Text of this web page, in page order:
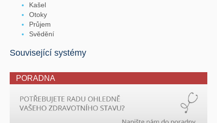
Kašel
Otoky
Průjem
Svědění
Související systémy
PORADNA